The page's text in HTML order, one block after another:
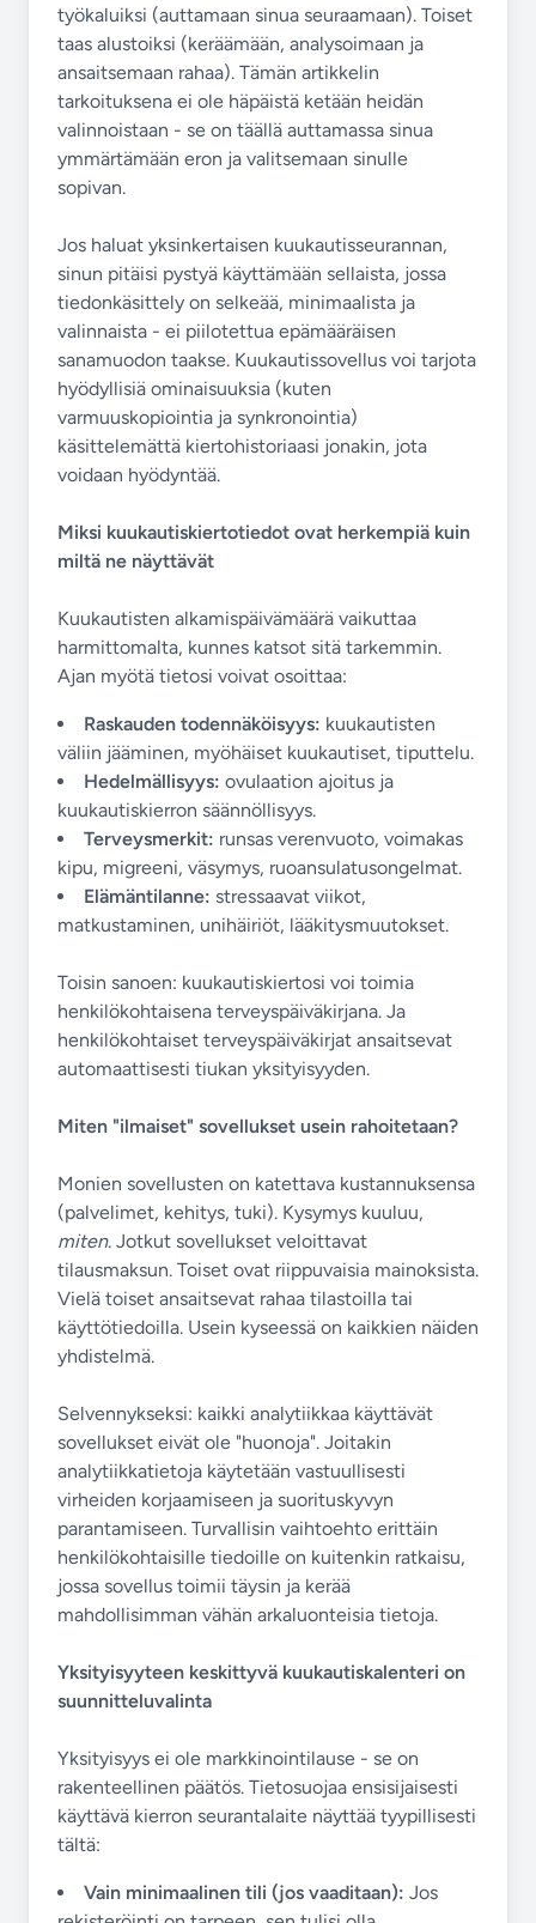
työkaluiksi (auttamaan sinua seuraamaan). Toiset
taas alustoiksi (keräämään, analysoimaan ja
ansaitsemaan rahaa). Tämän artikkelin
tarkoituksena ei ole häpäistä ketään heidän
valinnoistaan - se on täällä auttamassa sinua
ymmärtämään eron ja valitsemaan sinulle
sopivan.
Jos haluat yksinkertaisen kuukautisseurannan,
sinun pitäisi pystyä käyttämään sellaista, jossa
tiedonkäsittely on selkeää, minimaalista ja
valinnaista - ei piilotettua epämääräisen
sanamuodon taakse. Kuukautissovellus voi tarjota
hyödyllisiä ominaisuuksia (kuten
varmuuskopiointia ja synkronointia)
käsittelemättä kiertohistoriaasi jonakin, jota
voidaan hyödyntää.
Miksi kuukautiskiertotiedot ovat herkempiä kuin
miltä ne näyttävät
Kuukautisten alkamispäivämäärä vaikuttaa
harmittomalta, kunnes katsot sitä tarkemmin.
Ajan myötä tietosi voivat osoittaa:
Raskauden todennäköisyys: kuukautisten
väliin jääminen, myöhäiset kuukautiset, tiputtelu.
Hedelmällisyys: ovulaation ajoitus ja
kuukautiskierron säännöllisyys.
Terveysmerkit: runsas verenvuoto, voimakas
kipu, migreeni, väsymys, ruoansulatusongelmat.
Elämäntilanne: stressaavat viikot,
matkustaminen, unihäiriöt, lääkitysmuutokset.
Toisin sanoen: kuukautiskiertosi voi toimia
henkilökohtaisena terveyspäiväkirjana. Ja
henkilökohtaiset terveyspäiväkirjat ansaitsevat
automaattisesti tiukan yksityisyyden.
Miten "ilmaiset" sovellukset usein rahoitetaan?
Monien sovellusten on katettava kustannuksensa
(palvelimet, kehitys, tuki). Kysymys kuuluu,
miten. Jotkut sovellukset veloittavat
tilausmaksun. Toiset ovat riippuvaisia mainoksista.
Vielä toiset ansaitsevat rahaa tilastoilla tai
käyttötiedoilla. Usein kyseessä on kaikkien näiden
yhdistelmä.
Selvennykseksi: kaikki analytiikkaa käyttävät
sovellukset eivät ole "huonoja". Joitakin
analytiikkatietoja käytetään vastuullisesti
virheiden korjaamiseen ja suorituskyvyn
parantamiseen. Turvallisin vaihtoehto erittäin
henkilökohtaisille tiedoille on kuitenkin ratkaisu,
jossa sovellus toimii täysin ja kerää
mahdollisimman vähän arkaluonteisia tietoja.
Yksityisyyteen keskittyvä kuukautiskalenteri on
suunnitteluvalinta
Yksityisyys ei ole markkinointilause - se on
rakenteellinen päätös. Tietosuojaa ensisijaisesti
käyttävä kierron seurantalaite näyttää tyypillisesti
tältä:
Vain minimaalinen tili (jos vaaditaan): Jos